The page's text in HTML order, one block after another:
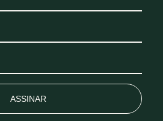
ASSINAR